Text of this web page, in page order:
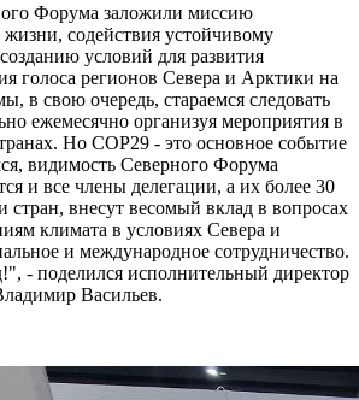
Форума заложили миссию
содействия устойчивому
условий для развития
голоса регионов Севера и Арктики на
в свою очередь, стараемся следовать
ежемесячно организуя мероприятия в
Но СОР29 - это основное событие
видимость Северного Форума
и все члены делегации, а их более 30
стран, внесут весомый вклад в вопросах
климата в условиях Севера и
и международное сотрудничество.
- поделился исполнительный директор
Васильев.